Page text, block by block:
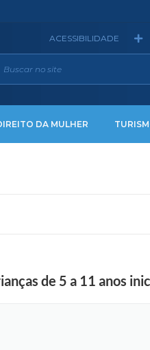
ACESSIBILIDADE
DA MULHER
de 5 a 11 anos